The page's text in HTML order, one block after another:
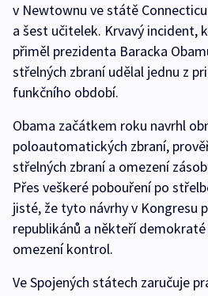
v Newtownu ve státě
a šest učitelek. Krvavý incident,
přiměl prezidenta Baracka
střelných zbraní udělal jednu z
funkčního období.
Obama začátkem roku navrhl
poloautomatických zbraní,
střelných zbraní a omezení
Přes veškeré pobouření po
jisté, že tyto návrhy v Kongresu
republikánů a někteří
omezení kontrol.
Ve Spojených státech zaručuje